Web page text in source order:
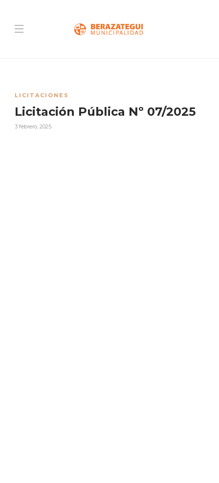
LICITACIONES
Licitación Pública Nº 07/2025
3 febrero, 2025